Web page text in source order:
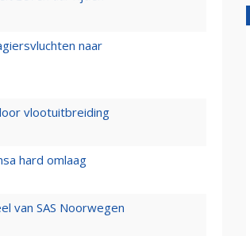
naar
vlootuitbreiding
hard omlaag
van SAS Noorwegen